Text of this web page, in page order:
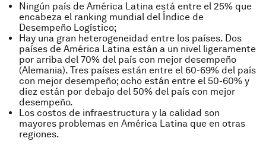
Ningún país de América Latina está entre el 25% que
encabeza el ranking mundial del Índice de
Desempeño Logístico;
Hay una gran heterogeneidad entre los países. Dos
países de América Latina están a un nivel ligeramente
por arriba del 70% del país con mejor desempeño
(Alemania). Tres países están entre el 60-69% del país
con mejor desempeño; ocho están entre el 50-60% y
diez están por debajo del 50% del país con mejor
desempeño.
Los costos de infraestructura y la calidad son
mayores problemas en América Latina que en otras
regiones.